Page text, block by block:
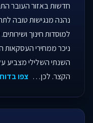
חדשות באזור העובר
נהנה מנגישות טובה
למוסדות חינוך
ניכר ממחירי העסקאות
השנתי השלילי מצביע
הקצר. לכן… צפו